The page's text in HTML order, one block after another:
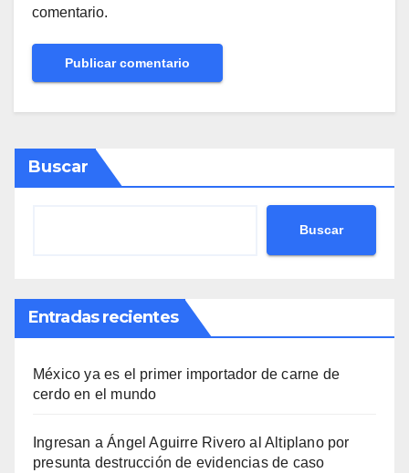
comentario.
Buscar
Buscar
Entradas recientes
México ya es el primer importador de carne de
cerdo en el mundo
Ingresan a Ángel Aguirre Rivero al Altiplano por
presunta destrucción de evidencias de caso